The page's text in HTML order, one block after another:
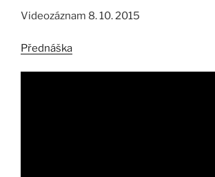
Videozáznam 8. 10. 2015
Přednáška